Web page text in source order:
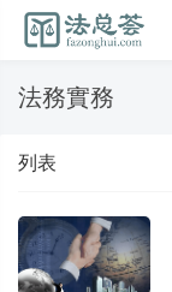
法務實務
列表